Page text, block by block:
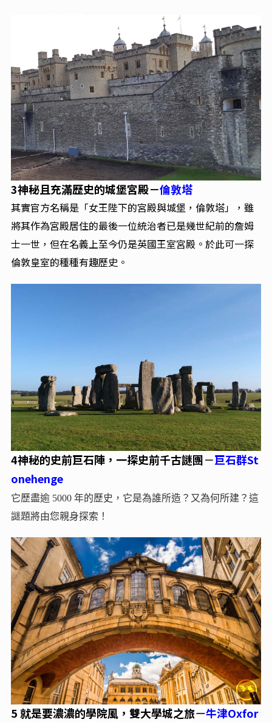
3神秘且充滿歷史的城堡宮殿－倫敦塔
其實官方名稱是「女王陛下的宮殿與城堡，倫敦塔」，雖
將其作為宮殿居住的最後一位統治者已是幾世紀前的詹姆
士一世，但在名義上至今仍是英國王室宮殿。於此可一探
倫敦皇室的種種有趣歷史。
4神秘的史前巨石陣，一探史前千古謎團‎－巨石群St
onehenge
它歷盡逾 5000 年的歷史，它是為誰所造？又為何所建？這
謎題將由您親身探索！
5 就是要濃濃的學院風，雙大學城之旅－牛津Oxfor